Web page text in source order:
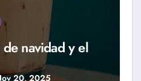
navidad y el
20, 2025